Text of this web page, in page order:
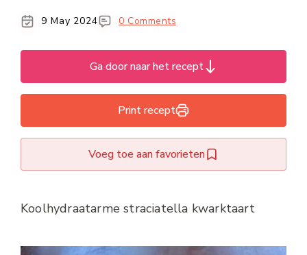
9 May 2024 0 Comments
Ga door naar het recept
Print recept
Voeg toe aan favorieten
Koolhydraatarme straciatella kwarktaart